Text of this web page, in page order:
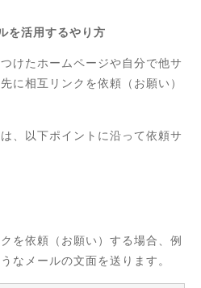
を活用するやり方
けたホームページや自分で他サ
に相互リンクを依頼（お願い）
、以下ポイントに沿って依頼サ
を依頼（お願い）する場合、例
なメールの文面を送ります。